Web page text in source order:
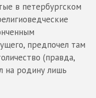
в петербургском
предпочел там
(правда,
на родину лишь